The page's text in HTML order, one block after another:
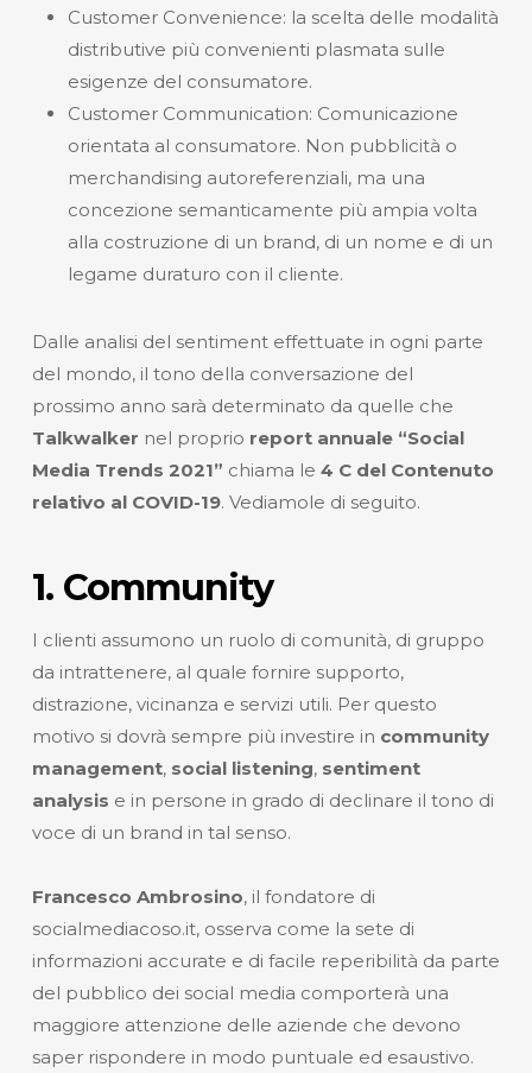
Customer Convenience: la scelta delle modalità
distributive più convenienti plasmata sulle
esigenze del consumatore.
Customer Communication: Comunicazione
orientata al consumatore. Non pubblicità o
merchandising autoreferenziali, ma una
concezione semanticamente più ampia volta
alla costruzione di un brand, di un nome e di un
legame duraturo con il cliente.
Dalle analisi del sentiment effettuate in ogni parte
del mondo, il tono della conversazione del
prossimo anno sarà determinato da quelle che
Talkwalker nel proprio report annuale “Social
Media Trends 2021” chiama le 4 C del Contenuto
relativo al COVID-19. Vediamole di seguito.
1. Community
I clienti assumono un ruolo di comunità, di gruppo
da intrattenere, al quale fornire supporto,
distrazione, vicinanza e servizi utili. Per questo
motivo si dovrà sempre più investire in community
management, social listening, sentiment
analysis e in persone in grado di declinare il tono di
voce di un brand in tal senso.
Francesco Ambrosino, il fondatore di
socialmediacoso.it, osserva come la sete di
informazioni accurate e di facile reperibilità da parte
del pubblico dei social media comporterà una
maggiore attenzione delle aziende che devono
saper rispondere in modo puntuale ed esaustivo.